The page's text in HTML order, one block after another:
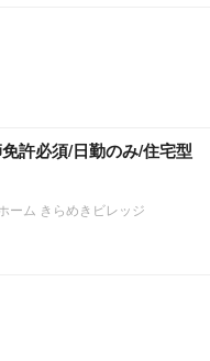
許必須/日勤のみ/住宅型
ーム きらめきビレッジ